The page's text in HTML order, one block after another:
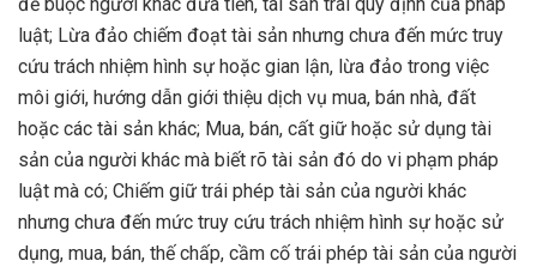
luật; Lừa đảo chiếm đoạt tài sản nhưng chưa đến mức truy
cứu trách nhiệm hình sự hoặc gian lận, lừa đảo trong việc
môi giới, hướng dẫn giới thiệu dịch vụ mua, bán nhà, đất
hoặc các tài sản khác; Mua, bán, cất giữ hoặc sử dụng tài
sản của người khác mà biết rõ tài sản đó do vi phạm pháp
luật mà có; Chiếm giữ trái phép tài sản của người khác
nhưng chưa đến mức truy cứu trách nhiệm hình sự hoặc sử
dụng, mua, bán, thế chấp, cầm cố trái phép tài sản của người